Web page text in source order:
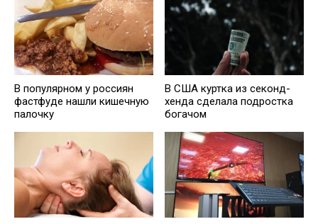
В популярном у россиян
фастфуде нашли кишечную
палочку
В США куртка из секонд-
хенда сделала подростка
богачом